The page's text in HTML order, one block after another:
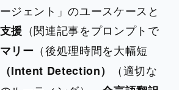
ジェント」のユースケースと
援 （関連記事をプロンプトで
リー （後処理時間を大幅短
Intent Detection）
（適切な